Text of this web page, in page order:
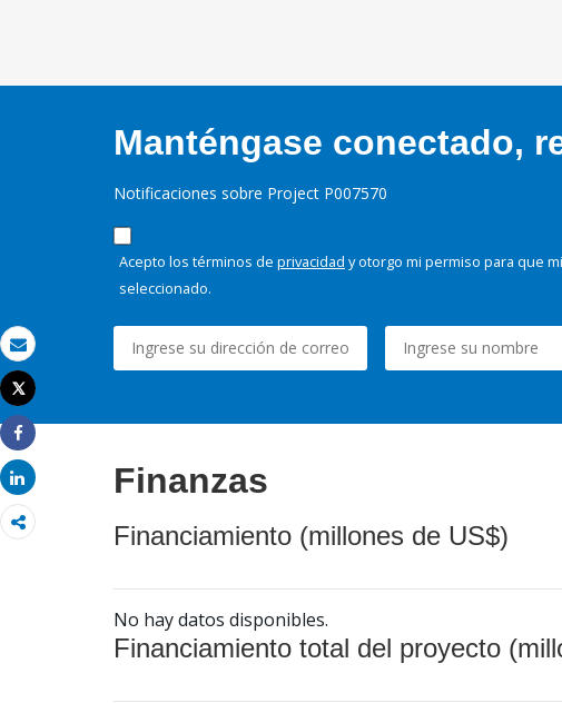
Correo electrónico
Imprimir
Tweet
Share
Share
Manténgase conectado,
Notificaciones sobre Project P007570
Acepto los términos de privacidad y otorgo mi permiso para que
seleccionado.
Finanzas
Financiamiento (millones de US$)
No hay datos disponibles.
Financiamiento total del proyecto